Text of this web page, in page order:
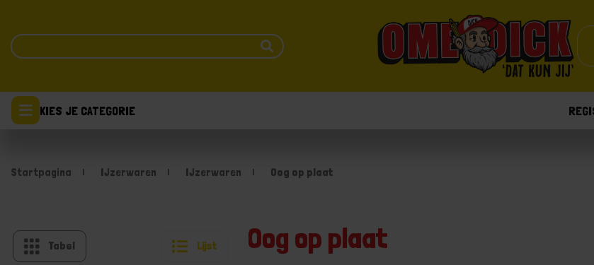
KIES JE CATEGORIE
Startpagina IJzerwaren IJzerwaren Oog op plaat
Tabel Lijst Oog op plaat